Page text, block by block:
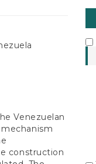
Venezuelan
construction
a